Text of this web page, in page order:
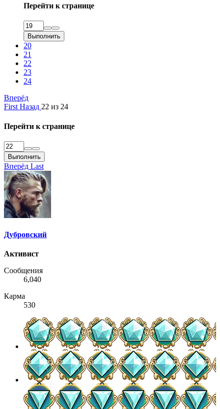
Перейти к странице
Выполнить
20
21
22
23
24
Вперёд
First Назад 22 из 24
Перейти к странице
Выполнить
Вперёд Last
Дубровский
Активист
Сообщения
6,040
Карма
530